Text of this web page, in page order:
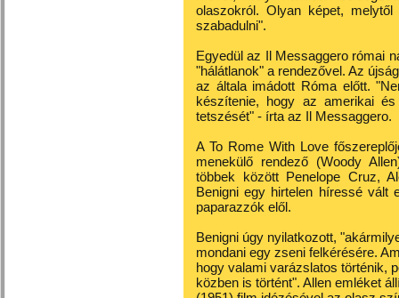
olaszokról. Olyan képet,
szabadulni".
Egyedül az Il Messaggero római
"hálátlanok" a rendezővel. Az
az általa imádott Róma előtt.
készítenie, hogy az amerikai
tetszését" - írta az Il Messaggero.
A To Rome With Love
menekülő rendező (Woody
többek között Penelope Cruz,
Benigni egy hirtelen híressé vált
paparazzók elől.
Benigni úgy nyilatkozott,
mondani egy zseni felkérésére.
hogy valami varázslatos történik,
közben is történt". Allen emléket